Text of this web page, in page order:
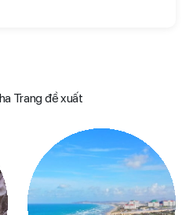
Trang đề xuất